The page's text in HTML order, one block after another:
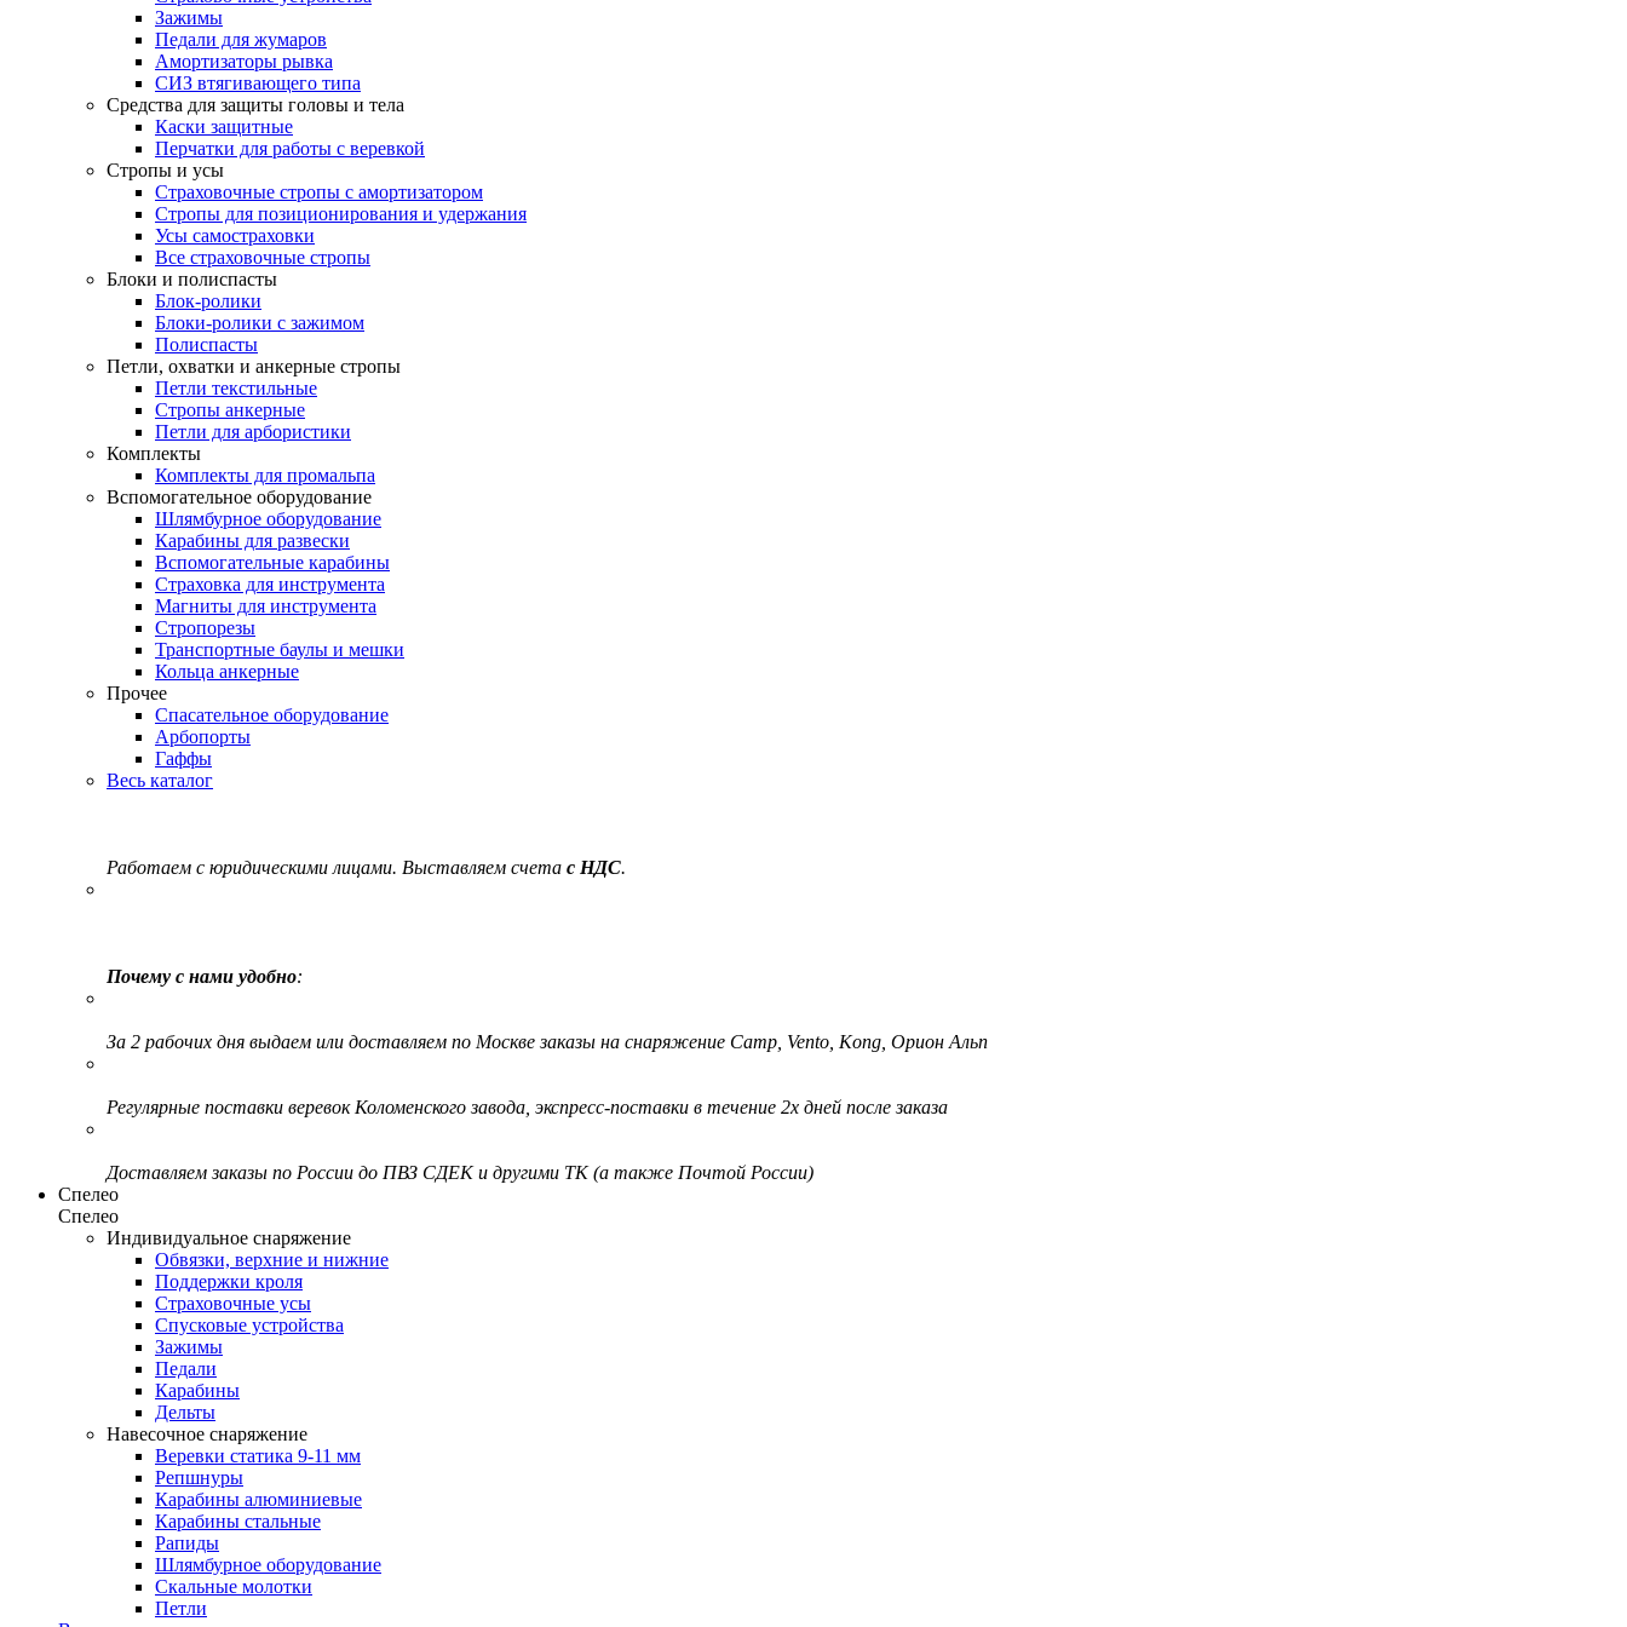
Зажимы
Педали для жумаров
Амортизаторы рывка
СИЗ втягивающего типа
Средства для защиты головы и тела
Каски защитные
Перчатки для работы с веревкой
Стропы и усы
Страховочные стропы с амортизатором
Стропы для позиционирования и удержания
Усы самостраховки
Все страховочные стропы
Блоки и полиспасты
Блок-ролики
Блоки-ролики с зажимом
Полиспасты
Петли, охватки и анкерные стропы
Петли текстильные
Стропы анкерные
Петли для арбористики
Комплекты
Комплекты для промальпа
Вспомогательное оборудование
Шлямбурное оборудование
Карабины для развески
Вспомогательные карабины
Страховка для инструмента
Магниты для инструмента
Стропорезы
Транспортные баулы и мешки
Кольца анкерные
Прочее
Спасательное оборудование
Арбопорты
Гаффы
Весь каталог
Работаем с юридическими лицами. Выставляем счета с НДС.
Почему с нами удобно:
За 2 рабочих дня выдаем или доставляем по Москве заказы на снаряжение Camp, Vento, Kong, Орион Альп
Регулярные поставки веревок Коломенского завода, экспресс-поставки в течение 2х дней после заказа
Доставляем заказы по России до ПВЗ СДЕК и другими ТК (а также Почтой России)
Спелео
Спелео
Индивидуальное снаряжение
Обвязки, верхние и нижние
Поддержки кроля
Страховочные усы
Спусковые устройства
Зажимы
Педали
Карабины
Дельты
Навесочное снаряжение
Веревки статика 9-11 мм
Репшнуры
Карабины алюминиевые
Карабины стальные
Рапиды
Шлямбурное оборудование
Скальные молотки
Петли